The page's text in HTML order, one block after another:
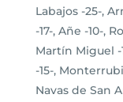
Labajos -25-,
-17-, Añe -10-,
Martín Miguel -
-15-,
Navas de San